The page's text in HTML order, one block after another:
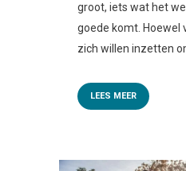
groot, iets wat het
goede komt. Hoewel
zich willen inzetten
LEES MEER